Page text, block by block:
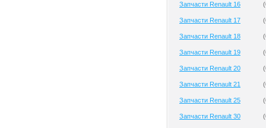
Запчасти Renault 16 (
Запчасти Renault 17 (
Запчасти Renault 18 (
Запчасти Renault 19 (
Запчасти Renault 20 (
Запчасти Renault 21 (
Запчасти Renault 25 (
Запчасти Renault 30 (